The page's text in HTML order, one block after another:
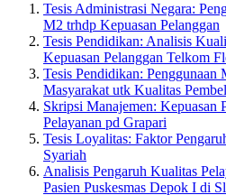
Tesis Administrasi Negara:
M2 trhdp Kepuasan Pelanggan
Tesis Pendidikan: Analisis
Kepuasan Pelanggan Telkom
Tesis Pendidikan: Penggunaan
Masyarakat utk Kualitas
Skripsi Manajemen: Kepuasan
Pelayanan pd Grapari
Tesis Loyalitas: Faktor
Syariah
Analisis Pengaruh Kualitas
Pasien Puskesmas Depok I di